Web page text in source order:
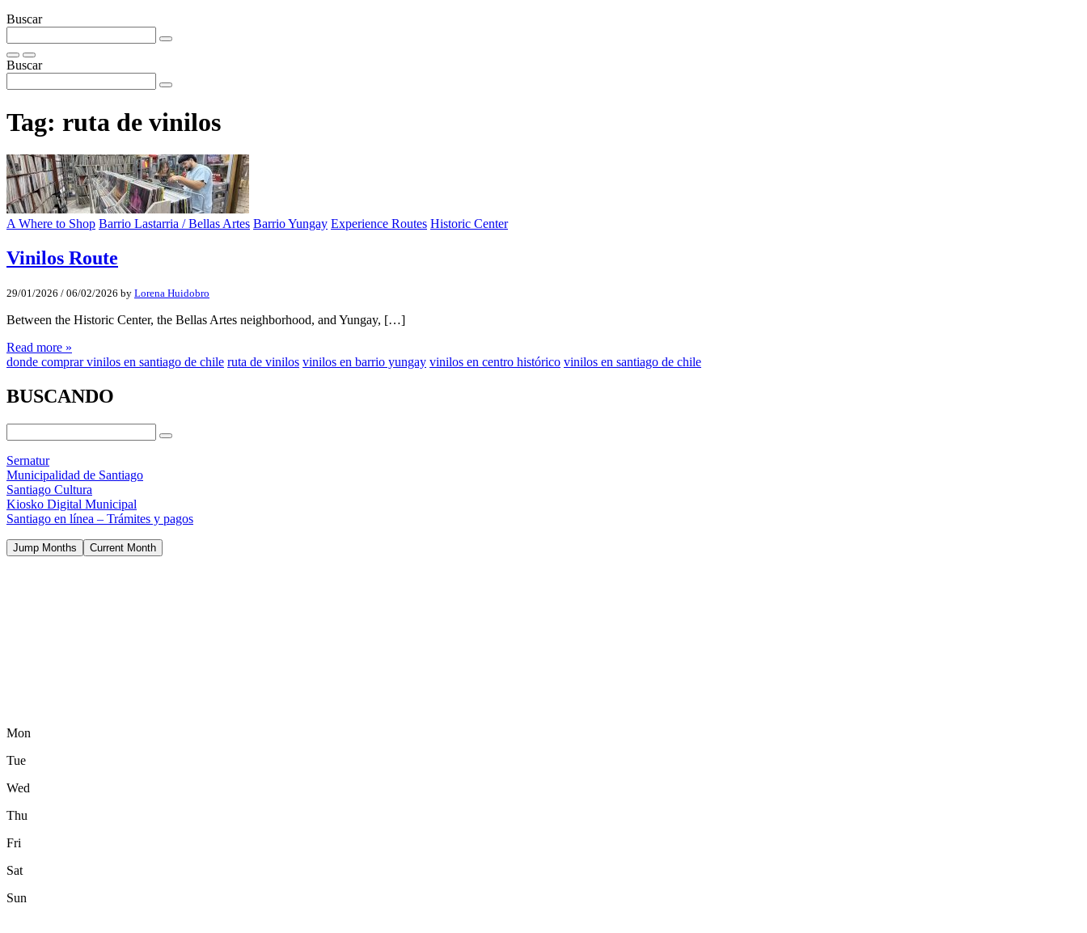
Buscar
Buscar
Tag: ruta de vinilos
A Where to Shop Barrio Lastarria / Bellas Artes Barrio Yungay Experience Routes Historic Center
Vinilos Route
29/01/2026 / 06/02/2026 by Lorena Huidobro
Between the Historic Center, the Bellas Artes neighborhood, and Yungay, […]
Read more »
donde comprar vinilos en santiago de chile ruta de vinilos vinilos en barrio yungay vinilos en centro histórico vinilos en santiago de chile
BUSCANDO
Sernatur
Municipalidad de Santiago
Santiago Cultura
Kiosko Digital Municipal
Santiago en línea – Trámites y pagos
Jump Months Current Month
Mon
Tue
Wed
Thu
Fri
Sat
Sun